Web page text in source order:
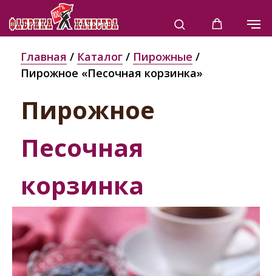
Пирожное
Песочная
корзинка
Главная / Каталог / Пирожные /
Пирожное «Песочная корзинка»